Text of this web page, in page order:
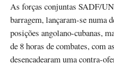
As forças conjuntas SADF/
barragem, lançaram-se numa
posições angolano-cubanas,
de 8 horas de combates, com
desencadearam uma contra-